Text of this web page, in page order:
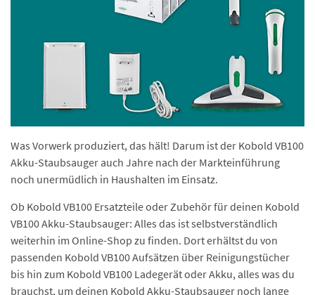
Was Vorwerk produziert, das hält! Darum ist der Kobold VB100
Akku-Staubsauger auch Jahre nach der Markteinführung
noch unermüdlich in Haushalten im Einsatz.
Ob Kobold VB100 Ersatzteile oder Zubehör für deinen Kobold
VB100 Akku-Staubsauger: Alles das ist selbstverständlich
weiterhin im Online-Shop zu finden. Dort erhältst du von
passenden Kobold VB100 Aufsätzen über Reinigungstücher
bis hin zum Kobold VB100 Ladegerät oder Akku, alles was du
brauchst, um deinen Kobold Akku-Staubsauger noch lange